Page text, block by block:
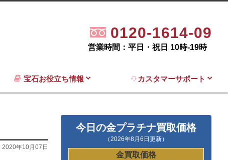
0120-1614-09
営業時間：平日・祝日 10時-19時
宝石お役立ち情報 カスタマーサポート
2020年10月07日
今日の金プラチナ買取価格
（2026年8月6日更新）
金買取価格